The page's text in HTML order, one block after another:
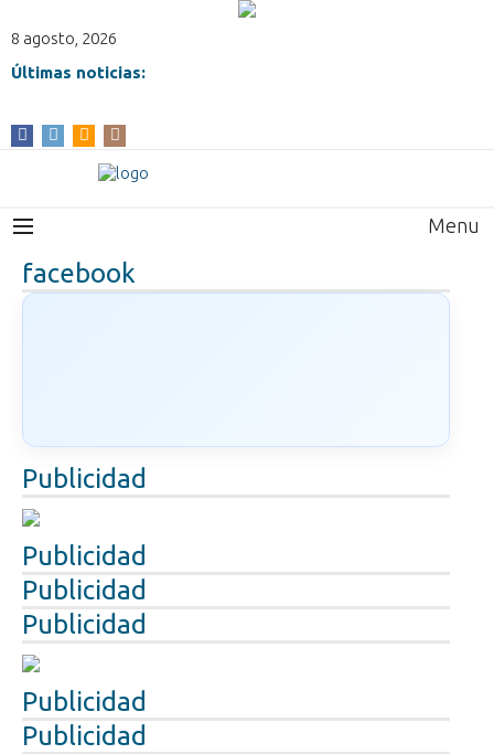
8 agosto, 2026
Últimas noticias:
Menu
facebook
Publicidad
Publicidad
Publicidad
Publicidad
Publicidad
Publicidad